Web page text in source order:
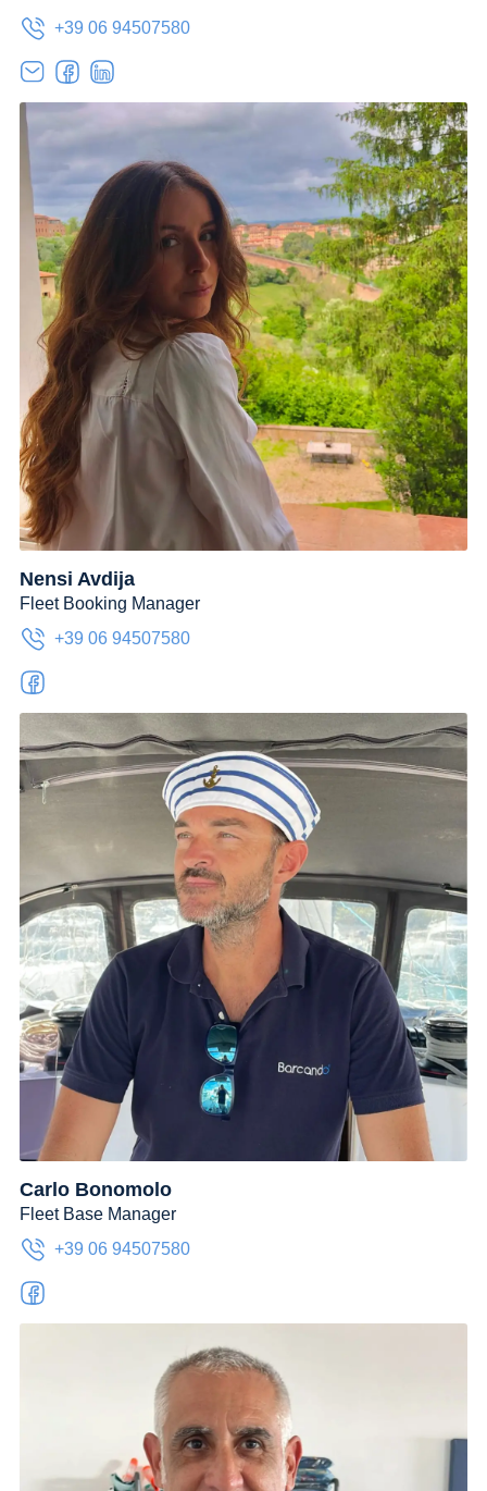
+39 06 94507580
Nensi Avdija
Fleet Booking Manager
+39 06 94507580
Carlo Bonomolo
Fleet Base Manager
+39 06 94507580